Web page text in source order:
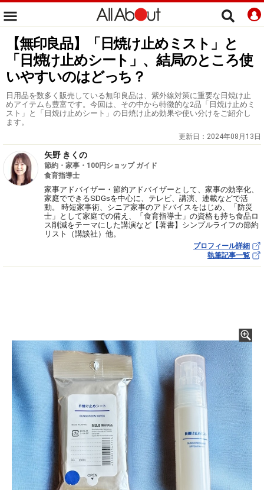
【無印良品】「日焼け止めミスト」と
「日焼け止めシート」、結局のところ使
いやすいのはどっち？
日用品を数多く販売している無印良品は、紫外線対策に重要な日焼け止
めアイテムも豊富です。今回は、その中から特徴的な2品「日焼け止めミ
スト」と「日焼け止めシート」の日焼け止め効果や使い分けをご紹介し
ます。
更新日： 2024年08月13日
矢野 きくの
節約・家事・100円ショップ ガイド
食育指導士
家事アドバイザー・節約アドバイザーとして、家事の効率化、
家庭でできるSDGsを中心に、テレビ、講演、連載などで活
動。 時短家事術、シニア家事のアドバイスをはじめ、「防災
士」として家庭での備え、「食育指導士」の資格も持ち食品ロ
ス削減をテーマにした講演など【著書】シンプルライフの節約
リスト（講談社）他。
プロフィール詳細
執筆記事一覧